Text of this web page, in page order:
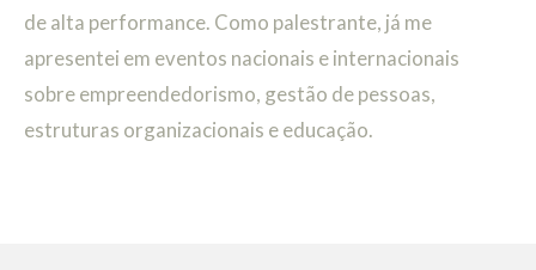
de alta performance. Como palestrante, já me
apresentei em eventos nacionais e internacionais
sobre empreendedorismo, gestão de pessoas,
estruturas organizacionais e educação.